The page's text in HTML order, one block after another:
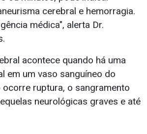
cerebral e hemorragia.
médica", alerta Dr.
acontece quando há uma
em um vaso sanguíneo do
ocorre ruptura, o sangramento
neurológicas graves e até